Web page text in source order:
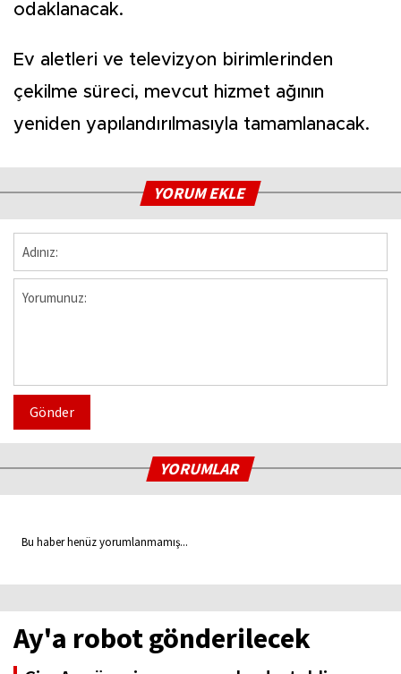
odaklanacak.
Ev aletleri ve televizyon birimlerinden
çekilme süreci, mevcut hizmet ağının
yeniden yapılandırılmasıyla tamamlanacak.
YORUM EKLE
Gönder
YORUMLAR
Bu haber henüz yorumlanmamış...
Ay'a robot gönderilecek